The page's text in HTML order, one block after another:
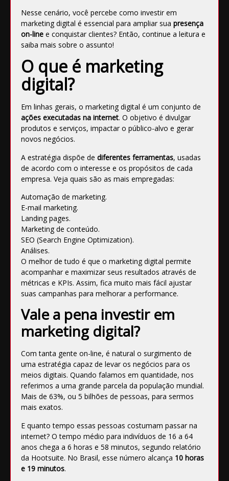
Nesse cenário, você percebe como investir em
marketing digital é essencial para ampliar sua presença
on-line e conquistar clientes? Então, continue a leitura e
saiba mais sobre o assunto!
O que é marketing
digital?
Em linhas gerais, o marketing digital é um conjunto de
ações executadas na internet. O objetivo é divulgar
produtos e serviços, impactar o público-alvo e gerar
novos negócios.
A estratégia dispõe de diferentes ferramentas, usadas
de acordo com o interesse e os propósitos de cada
empresa. Veja quais são as mais empregadas:
Automação de marketing.
E-mail marketing.
Landing pages.
Marketing de conteúdo.
SEO (Search Engine Optimization).
Análises.
O melhor de tudo é que o marketing digital permite
acompanhar e maximizar seus resultados através de
métricas e KPIs. Assim, fica muito mais fácil ajustar
suas campanhas para melhorar a performance.
Vale a pena investir em
marketing digital?
Com tanta gente on-line, é natural o surgimento de
uma estratégia capaz de levar os negócios para os
meios digitais. Quando falamos em quantidade, nos
referimos a uma grande parcela da população mundial.
Mais de 63%, ou 5 bilhões de pessoas, para sermos
mais exatos.
E quanto tempo essas pessoas costumam passar na
internet? O tempo médio para indivíduos de 16 a 64
anos chega a 6 horas e 58 minutos, segundo relatório
da Hootsuite. No Brasil, esse número alcança 10 horas
e 19 minutos.